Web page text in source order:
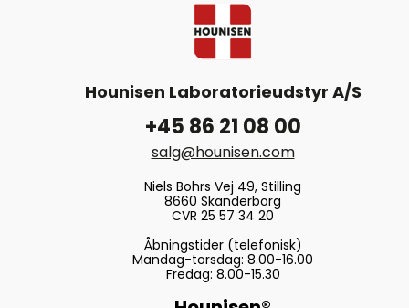
Hounisen Laboratorieudstyr A/S
+45 86 21 08 00
salg@hounisen.com
Niels Bohrs Vej 49, Stilling
8660 Skanderborg
CVR 25 57 34 20
Åbningstider (telefonisk)
Mandag-torsdag: 8.00-16.00
Fredag: 8.00-15.30